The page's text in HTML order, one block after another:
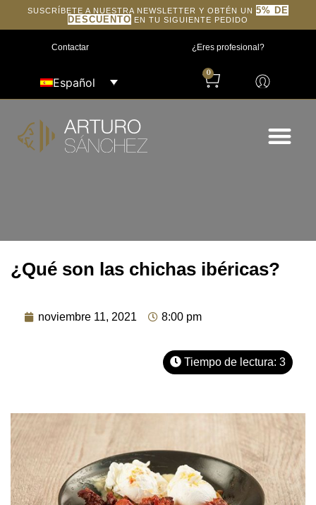
SUSCRÍBETE A NUESTRA NEWSLETTER Y OBTÉN UN 5% DE
DESCUENTO EN TU SIGUIENTE PEDIDO
Contactar ¿Eres profesional?
Español
0
¿Qué son las chichas ibéricas?
noviembre 11, 2021 8:00 pm
Tiempo de lectura: 3